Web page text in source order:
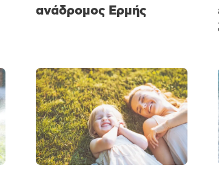
ανάδρομος Ερμής